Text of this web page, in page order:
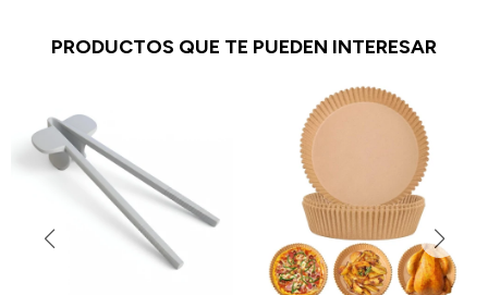
PRODUCTOS QUE TE PUEDEN INTERESAR